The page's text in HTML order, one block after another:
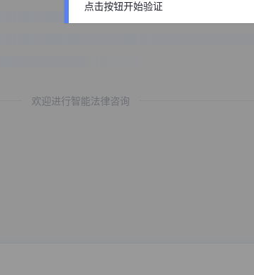
欢迎进行智能法律咨询
点击按钮开始验证